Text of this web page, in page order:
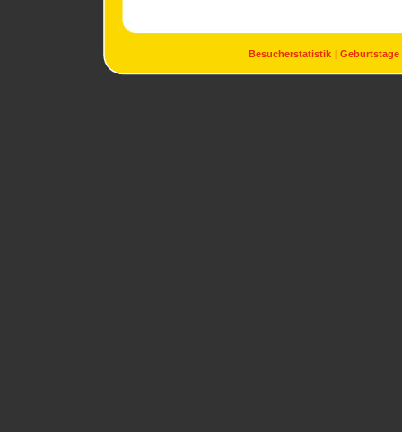
Besucherstatistik Geburtstage